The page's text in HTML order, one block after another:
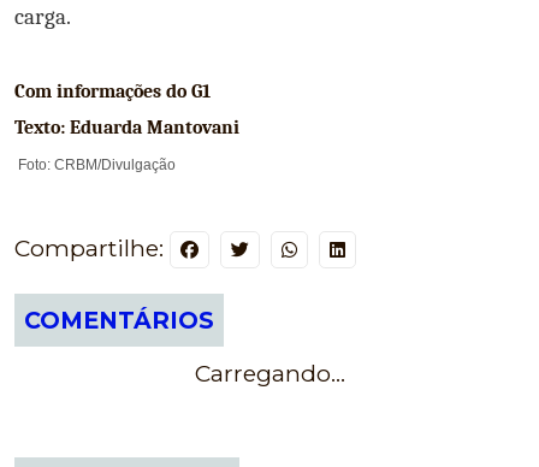
carga.
Com informações do G1
Texto: Eduarda Mantovani
Foto: CRBM/Divulgação
Compartilhe:
COMENTÁRIOS
Carregando...